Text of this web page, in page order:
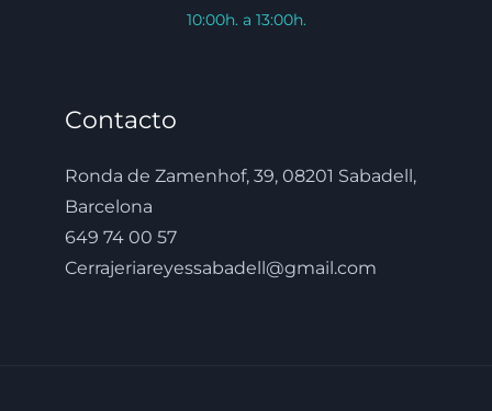
10:00h. a 13:00h.
Contacto
Ronda de Zamenhof, 39, 08201 Sabadell,
Barcelona
649 74 00 57
Cerrajeriareyessabadell@gmail.com